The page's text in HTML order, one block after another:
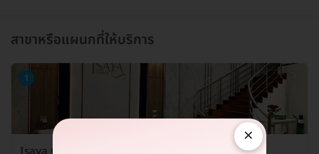
สาขาหรือแผนกที่ให้บริการ
1
×